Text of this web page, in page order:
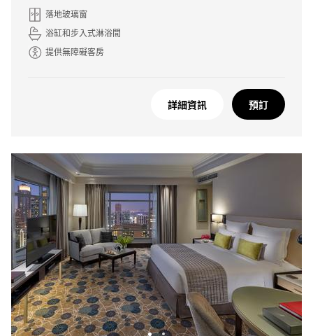
落地玻璃窗
浴缸和步入式淋浴間
提供無障礙客房
詳細資訊 預訂